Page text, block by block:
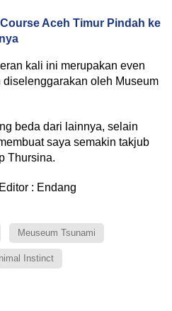
Aceh Timur Pindah ke
kali ini merupakan even
oleh Museum
beda dari lainnya, selain
saya semakin takjub
Thursina.
: Endang
Meuseum Tsunami
Instinct